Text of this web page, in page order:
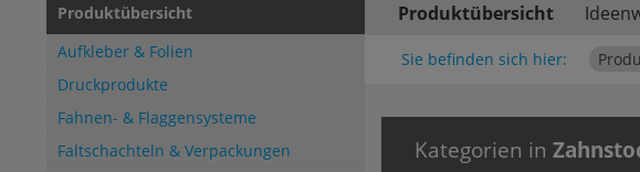
Produktübersicht
Aufkleber & Folien
Druckprodukte
Fahnen- & Flaggensysteme
Faltschachteln & Verpackungen
Produktübersicht
Sie befinden sich hier:
Kategorien in